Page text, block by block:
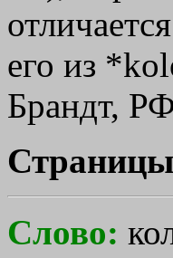
его из
Брандт,
Слово: